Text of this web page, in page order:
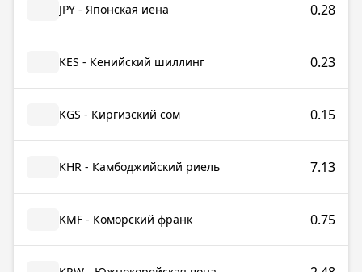
JPY - Японская иена 0.28
KES - Кенийский шиллинг 0.23
KGS - Киргизский сом 0.15
KHR - Камбоджийский риель 7.13
KMF - Коморский франк 0.75